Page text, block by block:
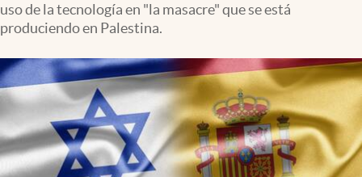
uso de la tecnología en "la masacre" que se está
produciendo en Palestina.